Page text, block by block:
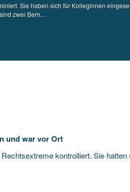
Sie haben sich für Kolleginnen
zwei Bern...
und war vor Ort
kontrolliert. Sie